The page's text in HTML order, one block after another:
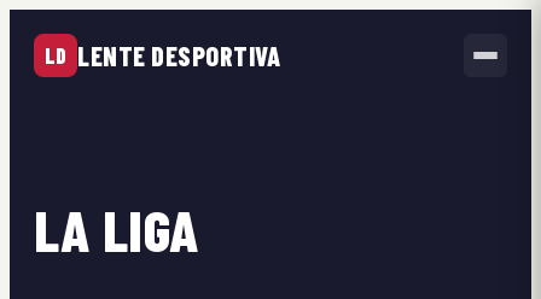
LD LENTE DESPORTIVA
LA LIGA